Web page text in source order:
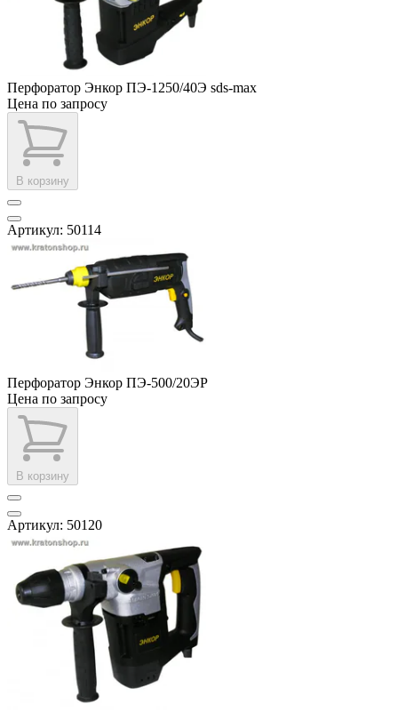
Перфоратор Энкор ПЭ-1250/40Э sds-max
Цена по запросу
В корзину
Артикул: 50114
Перфоратор Энкор ПЭ-500/20ЭР
Цена по запросу
В корзину
Артикул: 50120